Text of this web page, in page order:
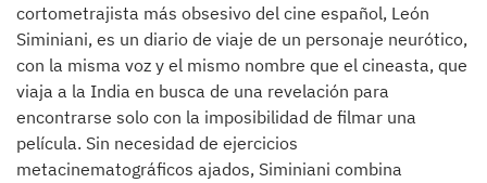
cortometrajista más obsesivo del cine español, León
Siminiani, es un diario de viaje de un personaje neurótico,
con la misma voz y el mismo nombre que el cineasta, que
viaja a la India en busca de una revelación para
encontrarse solo con la imposibilidad de filmar una
película. Sin necesidad de ejercicios
metacinematográficos ajados, Siminiani combina